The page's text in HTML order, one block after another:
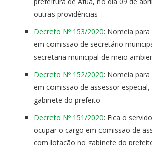
outras providências
Decreto Nº 153/2020: Nomeia
em comissão de secretário
secretaria municipal de meio
Decreto Nº 152/2020: Nomeia
em comissão de assessor
gabinete do prefeito
Decreto Nº 151/2020: Fica o
ocupar o cargo em comissão de
com lotação no gabinete do